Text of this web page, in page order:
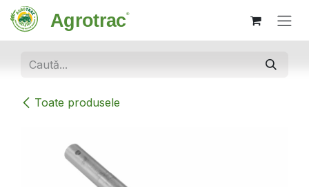
Sari la conținut
Toate produsele